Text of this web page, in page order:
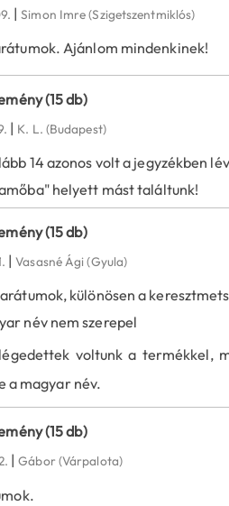
|Simon Imre(Szigetszentmiklós)
Ajánlom mindenkinek!
(15 db)
| K. L. (Budapest)
14 azonos volt a jegyzékben
helyett mást találtunk!
(15 db)
|Vasasné Ági(Gyula)
különösen a
név nem szerepel
voltunk a termékkel,
a magyar név.
(15 db)
|Gábor(Várpalota)